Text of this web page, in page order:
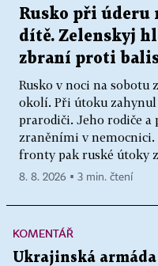
Rusko při úderu
dítě. Zelenskyj
zbraní proti
Rusko v noci na sobotu
okolí. Při útoku
prarodiči. Jeho rodiče
zraněními v
fronty pak ruské útoky
8. 8. 2026 ▪ 3 min. čtení
KOMENTÁŘ
Ukrajinská armáda